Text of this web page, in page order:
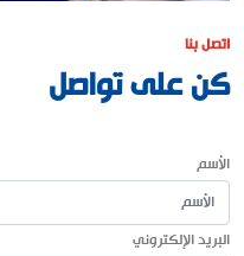
اتصل بنا
كن على تواصل
الأسم
البريد الإلكتروني